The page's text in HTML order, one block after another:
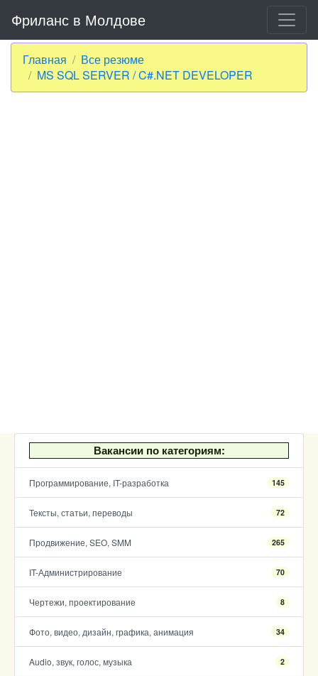
Фриланс в Молдове
Главная
Все резюме
MS SQL SERVER / C#.NET DEVELOPER
Вакансии по категориям:
Программирование, IT-разработка 145
Тексты, статьи, переводы 72
Продвижение, SEO, SMM 265
IT-Администрирование 70
Чертежи, проектирование 8
Фото, видео, дизайн, графика, анимация 34
Audio, звук, голос, музыка 2